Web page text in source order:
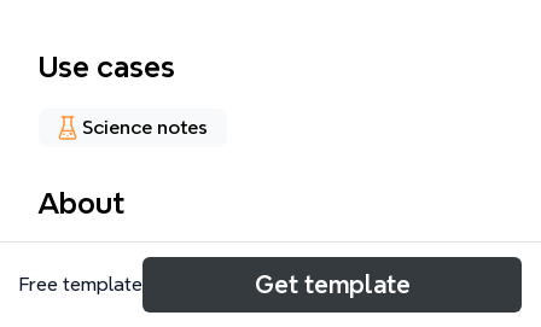
Use cases
Science notes
About
声现象是初中物理的核心章节之一，本模板以73个节
点系统梳理了声学知识体系。从声音的产生与传播出
发，涵盖声源的振动、声波在介质中的传播速度（V固
Free template Get template